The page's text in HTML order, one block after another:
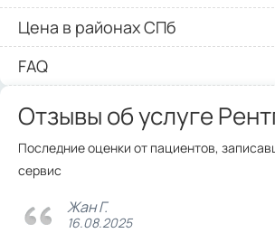
Цена в районах СПб
FAQ
Отзывы об услуге
Последние оценки от пациентов,
сервис
Жан Г.
16.08.2025